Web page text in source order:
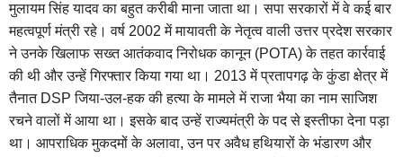
मुलायम सिंह यादव का बहुत करीबी माना जाता था। सपा सरकारों में वे कई बार
महत्वपूर्ण मंत्री रहे। वर्ष 2002 में मायावती के नेतृत्व वाली उत्तर प्रदेश सरकार
ने उनके खिलाफ सख्त आतंकवाद निरोधक कानून (POTA) के तहत कार्रवाई
की थी और उन्हें गिरफ्तार किया गया था। 2013 में प्रतापगढ़ के कुंडा क्षेत्र में
तैनात DSP जिया-उल-हक की हत्या के मामले में राजा भैया का नाम साजिश
रचने वालों में आया था। इसके बाद उन्हें राज्यमंत्री के पद से इस्तीफा देना पड़ा
था। आपराधिक मुकदमों के अलावा, उन पर अवैध हथियारों के भंडारण और